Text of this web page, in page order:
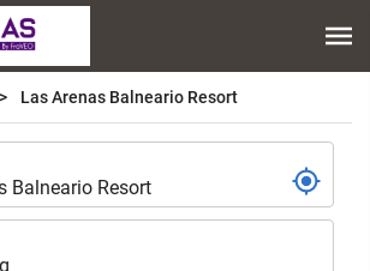
Las Arenas Balneario Resort